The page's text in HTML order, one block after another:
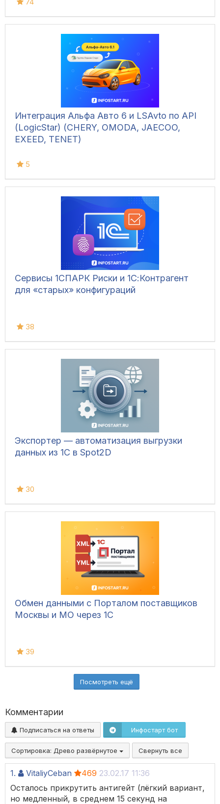
Интеграция Альфа Авто 6 и LSAvto по API
(LogicStar) (CHERY, OMODA, JAECOO,
EXEED, TENET)
5
Сервисы 1СПАРК Риски и 1С:Контрагент
для «старых» конфигураций
38
Экспортер — автоматизация выгрузки
данных из 1С в Spot2D
30
Обмен данными с Порталом поставщиков
Москвы и МО через 1С
39
Посмотреть ещё
Комментарии
Подписаться на ответы Инфостарт бот
Сортировка: Древо развёрнутое Свернуть все
1. VitaliyCeban 469 23.02.17 11:36
Осталось прикрутить антигейт (лёгкий вариант,
но медленный, в среднем 15 секунд на